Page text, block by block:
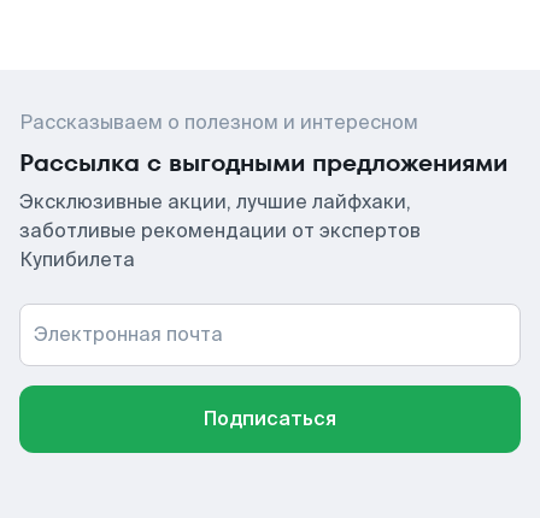
Рассказываем о полезном и интересном
Рассылка с выгодными предложениями
Эксклюзивные акции, лучшие лайфхаки,
заботливые рекомендации от экспертов
Купибилета
Электронная почта
Подписаться